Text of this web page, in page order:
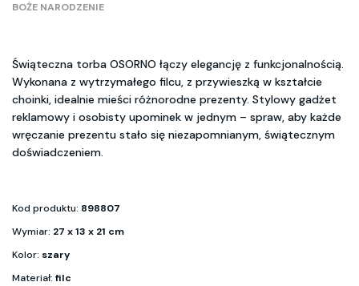
BOŻE NARODZENIE
Świąteczna torba OSORNO łączy elegancję z funkcjonalnością.
Wykonana z wytrzymałego filcu, z przywieszką w kształcie
choinki, idealnie mieści różnorodne prezenty. Stylowy gadżet
reklamowy i osobisty upominek w jednym – spraw, aby każde
wręczanie prezentu stało się niezapomnianym, świątecznym
doświadczeniem.
Kod produktu: 898807
Wymiar: 27 x 13 x 21 cm
Kolor: szary
Materiał: filc